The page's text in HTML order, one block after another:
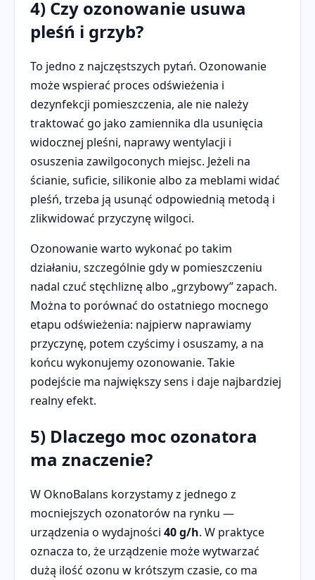
4) Czy ozonowanie usuwa
pleśń i grzyb?
To jedno z najczęstszych pytań. Ozonowanie
może wspierać proces odświeżenia i
dezynfekcji pomieszczenia, ale nie należy
traktować go jako zamiennika dla usunięcia
widocznej pleśni, naprawy wentylacji i
osuszenia zawilgoconych miejsc. Jeżeli na
ścianie, suficie, silikonie albo za meblami widać
pleśń, trzeba ją usunąć odpowiednią metodą i
zlikwidować przyczynę wilgoci.
Ozonowanie warto wykonać po takim
działaniu, szczególnie gdy w pomieszczeniu
nadal czuć stęchliznę albo „grzybowy” zapach.
Można to porównać do ostatniego mocnego
etapu odświeżenia: najpierw naprawiamy
przyczynę, potem czyścimy i osuszamy, a na
końcu wykonujemy ozonowanie. Takie
podejście ma największy sens i daje najbardziej
realny efekt.
5) Dlaczego moc ozonatora
ma znaczenie?
W OknoBalans korzystamy z jednego z
mocniejszych ozonatorów na rynku —
urządzenia o wydajności 40 g/h. W praktyce
oznacza to, że urządzenie może wytwarzać
dużą ilość ozonu w krótszym czasie, co ma